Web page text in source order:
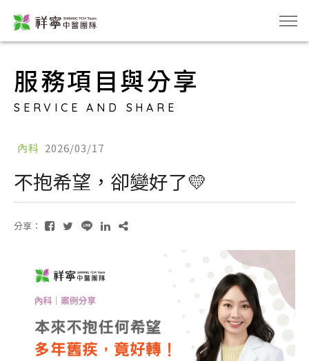
服務項目與分享
SERVICE AND SHARE
內科 2026/03/17
不抱希望，卻變好了💛
分享：